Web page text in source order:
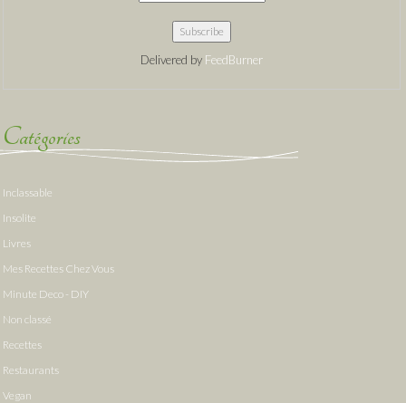
Delivered by FeedBurner
Catégories
Inclassable
Insolite
Livres
Mes Recettes Chez Vous
Minute Deco - DIY
Non classé
Recettes
Restaurants
Vegan